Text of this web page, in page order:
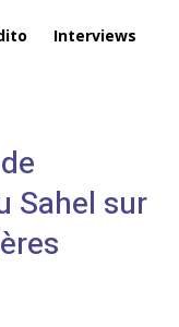
Interviews
Sahel sur